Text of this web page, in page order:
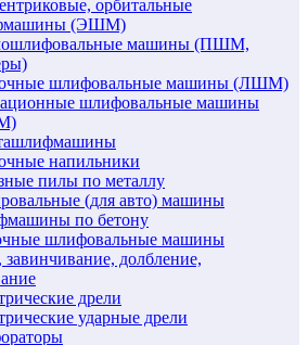
орбитальные
(ЭШМ)
машины (ПШМ,
шлифовальные машины (ЛШМ)
шлифовальные машины
напильники
пилы по металлу
(для авто) машины
по бетону
шлифовальные машины
долбление,
дрели
ударные дрели